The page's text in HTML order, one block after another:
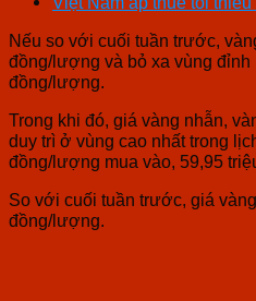
Nếu so với cuối tuần trước,
đồng/lượng và bỏ xa vùng đỉnh
đồng/lượng.
Trong khi đó, giá vàng nhẫn,
duy trì ở vùng cao nhất trong
đồng/lượng mua vào, 59,95
So với cuối tuần trước, giá
đồng/lượng.